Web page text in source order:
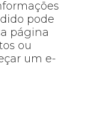
pode
página
ou
um e-